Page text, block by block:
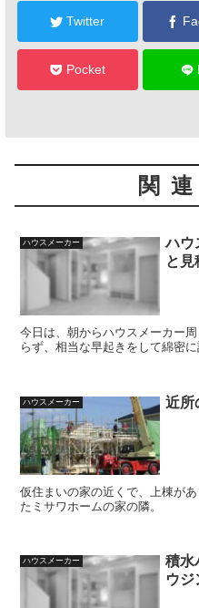
Twitter
Pocket
関
ハウスメーカー
ハウ
と見
今日は、朝からハウスメーカー
らず、相当な早起きをして綿密に
ハウスメーカー 近
仮住まいの家の近くで、上棟が
たミサワホームの家の隣。
ハウスメーカー
積
ウジ